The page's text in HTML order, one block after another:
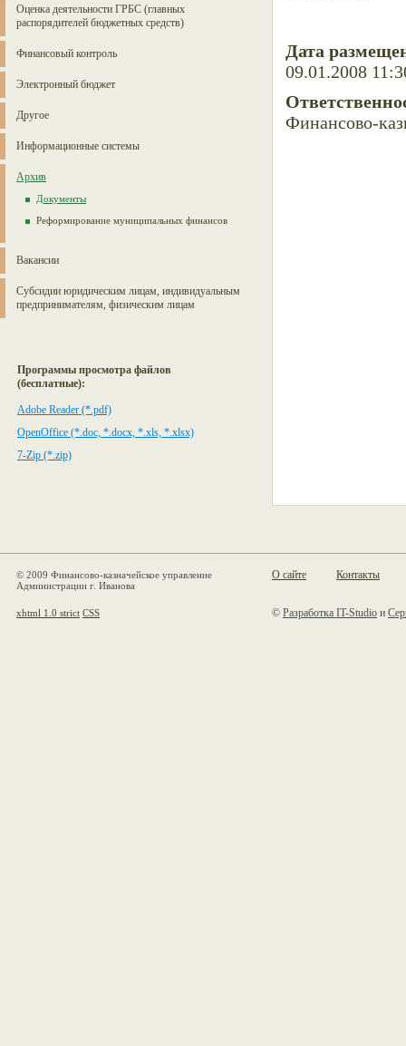
Оценка деятельности ГРБС (главных
распорядителей бюджетных средств)
Финансовый контроль
Электронный бюджет
Другое
Информационные системы
Архив
Документы
Реформирование муниципальных финансов
Вакансии
Субсидии юридическим лицам, индивидуальным
предпринимателям, физическим лицам
Программы просмотра файлов
(бесплатные):
Adobe Reader (*.pdf)
OpenOffice (*.doc, *.docx, *.xls, *.xlsx)
7-Zip (*.zip)
Дата
09.01.2008
Финансово-
© 2009 Финансово-казначейское управление
Администрации г. Иванова
О сайте Контакты
© Разработка IT-Studio и
xhtml 1.0 strict CSS